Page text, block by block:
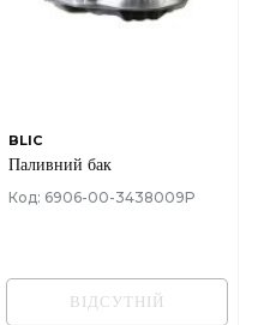
BLIC
Паливний бак
Код: 6906-00-3438009P
ВІДСУТНІЙ